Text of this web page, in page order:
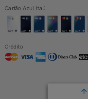
Cartão Azul Itaú
Crédito